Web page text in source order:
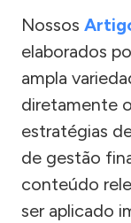
Nossos
elaborados
ampla
diretamente
estratégias
de gestão
conteúdo
ser aplicado